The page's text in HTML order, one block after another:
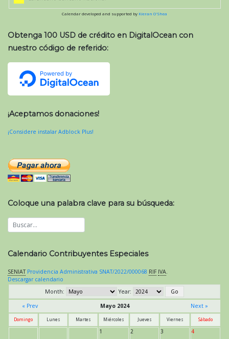
Calendar developed and supported by Kieran O'Shea
Obtenga 100 USD de crédito en DigitalOcean con
nuestro código de referido:
¡Aceptamos donaciones!
¡Considere instalar Adblock Plus!
Coloque una palabra clave para su búsqueda:
Calendario Contribuyentes Especiales
SENIAT Providencia Administrativa SNAT/2022/000068 RIF IVA.
Descargar calendario
Month:
Year:
« Prev
Mayo 2024 Next »
Domingo Lunes Martes Miércoles Jueves Viernes Sábado
1 2 3 4